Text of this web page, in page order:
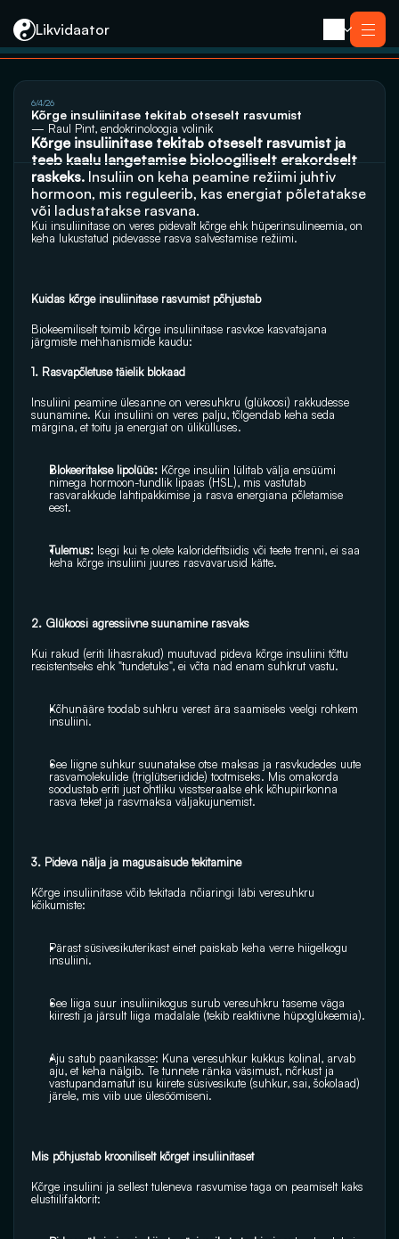
Likvidaator
Services
Liquidation with Sale
Liquidation
Reorganization
Bankruptcy
Closing an E-resident’s Company
Services
Liquidation with Sale
Liquidation
Reorganization
Bankruptcy
Closing an E-resident’s Company
Contact
6/4/26
Kõrge insuliinitase tekitab otseselt rasvumist
— Raul Pint, endokrinoloogia volinik
Kõrge insuliinitase tekitab otseselt rasvumist ja
teeb kaalu langetamise bioloogiliselt erakordselt
raskeks. Insuliin on keha peamine režiimi juhtiv
hormoon, mis reguleerib, kas energiat põletatakse
või ladustatakse rasvana.
Kui insuliinitase on veres pidevalt kõrge ehk hüperinsulineemia, on
keha lukustatud pidevasse rasva salvestamise režiimi.
Kuidas kõrge insuliinitase rasvumist põhjustab
Biokeemiliselt toimib kõrge insuliinitase rasvkoe kasvatajana
järgmiste mehhanismide kaudu:
1. Rasvapõletuse täielik blokaad
Insuliini peamine ülesanne on veresuhkru (glükoosi) rakkudesse
suunamine. Kui insuliini on veres palju, tõlgendab keha seda
märgina, et toitu ja energiat on ülikülluses.
Blokeeritakse lipolüüs: Kõrge insuliin lülitab välja ensüümi
nimega hormoon-tundlik lipaas (HSL), mis vastutab
rasvarakkude lahtipakkimise ja rasva energiana põletamise
eest.
Tulemus: Isegi kui te olete kaloridefitsiidis või teete trenni, ei saa
keha kõrge insuliini juures rasvavarusid kätte.
2. Glükoosi agressiivne suunamine rasvaks
Kui rakud (eriti lihasrakud) muutuvad pideva kõrge insuliini tõttu
resistentseks ehk "tundetuks", ei võta nad enam suhkrut vastu.
Kõhunääre toodab suhkru verest ära saamiseks veelgi rohkem
insuliini.
See liigne suhkur suunatakse otse maksas ja rasvkudedes uute
rasvamolekulide (triglütseriidide) tootmiseks. Mis omakorda
soodustab eriti just ohtliku visstseraalse ehk kõhupiirkonna
rasva teket ja rasvmaksa väljakujunemist.
3. Pideva nälja ja magusaisude tekitamine
Kõrge insuliinitase võib tekitada nõiaringi läbi veresuhkru
kõikumiste:
Pärast süsivesikuterikast einet paiskab keha verre hiigelkogu
insuliini.
See liiga suur insuliinikogus surub veresuhkru taseme väga
kiiresti ja järsult liiga madalale (tekib reaktiivne hüpoglükeemia).
Aju satub paanikasse: Kuna veresuhkur kukkus kolinal, arvab
aju, et keha nälgib. Te tunnete ränka väsimust, nõrkust ja
vastupandamatut isu kiirete süsivesikute (suhkur, sai, šokolaad)
järele, mis viib uue ülesöömiseni.
Mis põhjustab krooniliselt kõrget insuliinitaset
Kõrge insuliini ja sellest tuleneva rasvumise taga on peamiselt kaks
elustiilifaktorit: